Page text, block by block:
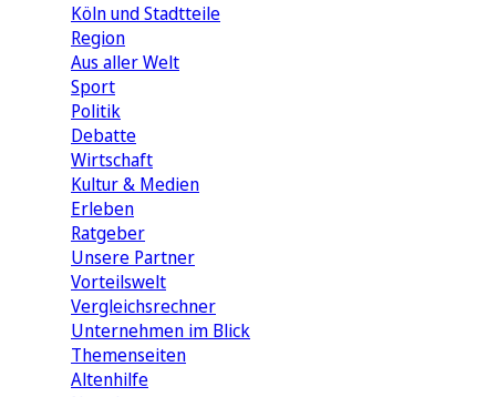
Köln und Stadtteile
Region
Aus aller Welt
Sport
Politik
Debatte
Wirtschaft
Kultur & Medien
Erleben
Ratgeber
Unsere Partner
Vorteilswelt
Vergleichsrechner
Unternehmen im Blick
Themenseiten
Altenhilfe